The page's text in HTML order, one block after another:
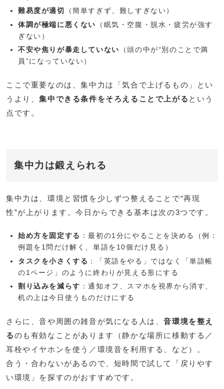
難易度が適切
（簡単すぎず、難しすぎない）
体調が極端に悪くない
（眠気・空腹・脱水・疲労が強す
ぎない）
不安や焦りが暴走していない
（頭の中が“別のことで満
員”になっていない）
ここで重要なのは、集中力は「気合で上げるもの」とい
うより、集中できる条件をそろえることで上がる という
点です。
集中力は鍛えられる
集中力は、環境と習慣を少しずつ整えることで“再現
性”が上がります。今日からできる基本は次の3つです。
始め方を固定する ：最初の1分にやることを決める（例：
例題を1問だけ解く、単語を10個だけ見る）
タスクを小さくする ：「英語をやる」ではなく「単語帳
の1ページ」のように終わりが見える形にする
割り込みを減らす ：通知オフ、スマホを視界から消す、
机の上は今日使うものだけにする
さらに、音や周囲の雑音が気になる人は、音環境を整え
るのも有効なことがあります（静かな場所に移動する／
耳栓やイヤホンを使う／環境音を利用する、など）。
合う・合わないがあるので、短時間で試して「戻りやす
い環境」を探すのがおすすめです。